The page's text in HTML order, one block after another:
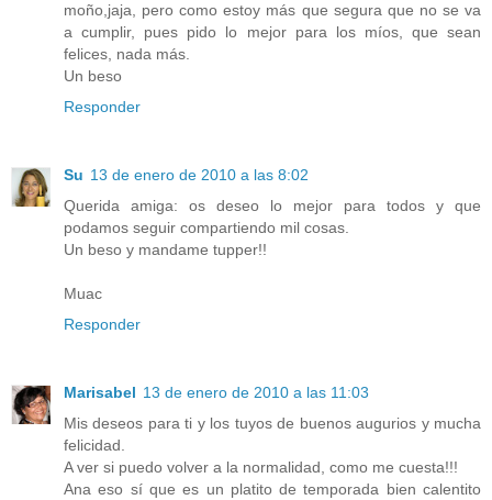
moño,jaja, pero como estoy más que segura que no se va
a cumplir, pues pido lo mejor para los míos, que sean
felices, nada más.
Un beso
Responder
Su 13 de enero de 2010 a las 8:02
Querida amiga: os deseo lo mejor para todos y que
podamos seguir compartiendo mil cosas.
Un beso y mandame tupper!!
Muac
Responder
Marisabel 13 de enero de 2010 a las 11:03
Mis deseos para ti y los tuyos de buenos augurios y mucha
felicidad.
A ver si puedo volver a la normalidad, como me cuesta!!!
Ana eso sí que es un platito de temporada bien calentito